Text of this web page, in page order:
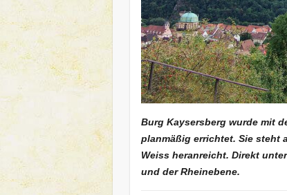
Burg Kaysersberg wurde mit
planmäßig errichtet. Sie steht
Weiss heranreicht. Direkt
und der Rheinebene.